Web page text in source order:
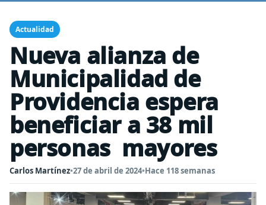
Actualidad
Nueva alianza de
Municipalidad de
Providencia espera
beneficiar a 38 mil
personas mayores
Carlos Martínez•27 de abril de 2024•Hace 118 semanas